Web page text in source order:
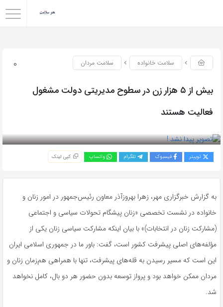
0 سلامت خانواده سلامت مردان
بیش از ۵ هزار زن در سطوح مدیریتی دولت مشغول
فعالیت هستند
توییتر فیسبوک تلگرام واتساپ کپی لینک
به گزارش خبرگزاری مهر، زهرا بهروزآذر معاون رئیس‌جمهور در امور زنان و
خانواده در نشست تخصصی «زنان پیشگام تحولات سیاسی و اجتماعی
(مشارکت زنان در انتخابات)» با بیان اینکه مشارکت سیاسی زنان یکی از
مؤلفه‌های اصلی پیشرفت کشور است، گفت: باور ما در جمهوری اسلامی ایران
این است که مسیر رسیدن به قله‌های پیشرفت، تنها با همراهی هم‌زمان زنان و
مردان ممکن خواهد بود و پرواز توسعه بدون حضور هر دو بال، کامل نخواهد
شد.